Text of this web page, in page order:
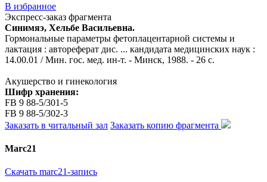
В избранное
Экспресс-заказ фрагмента
Синимяэ, Хельбе Васильевна.
Гормональные параметры фетоплацентарной системы и
лактация : автореферат дис. ... кандидата медицинских наук :
14.00.01 / Мин. гос. мед. ин-т. - Минск, 1988. - 26 с.
Акушерство и гинекология
Шифр хранения:
FB 9 88-5/301-5
FB 9 88-5/302-3
Заказать в читальный зал Заказать копию фрагмента
Marc21
Скачать marc21-запись